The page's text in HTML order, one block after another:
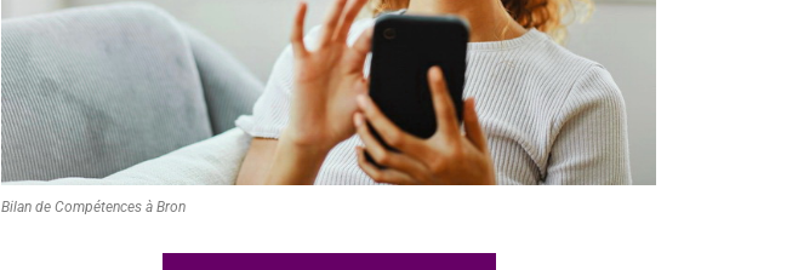
Bilan de Compétences à Bron